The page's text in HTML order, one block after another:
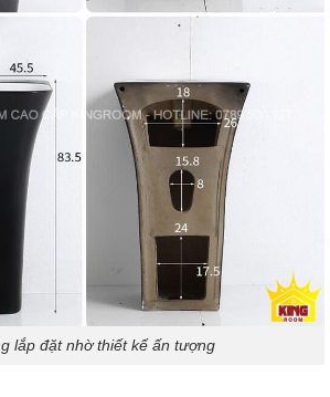
lắp đặt nhờ thiết kế ấn tượng